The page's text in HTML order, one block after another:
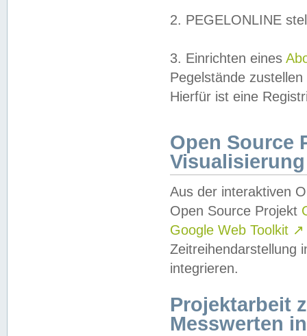
2. PEGELONLINE
3. Einrichten eines
Pegelstände
Hierfür ist eine
Open Source
Visualisierung
Aus der interaktiven
Open Source Projekt
Google Web Toolkit ↗
Zeitreihendarstellung
integrieren.
Projektarbeit
Messwerten